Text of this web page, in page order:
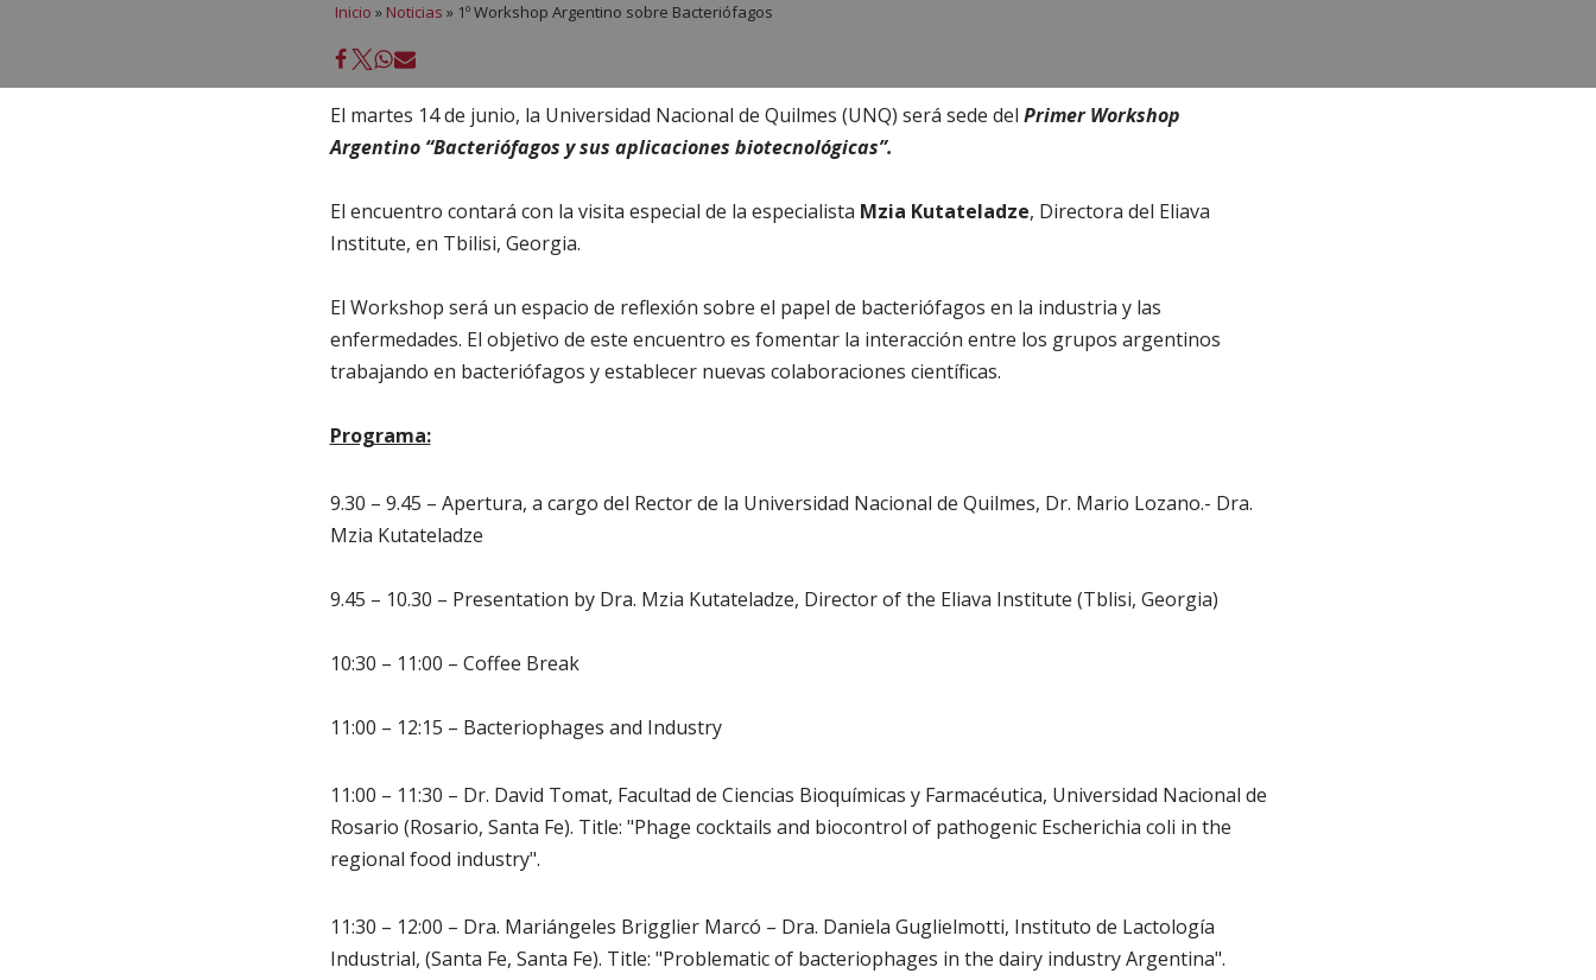
Inicio » Noticias » 1º Workshop Argentino sobre Bacteriófagos
El martes 14 de junio, la Universidad Nacional de Quilmes (UNQ) será sede del Primer Workshop
Argentino “Bacteriófagos y sus aplicaciones biotecnológicas”.
El encuentro contará con la visita especial de la especialista Mzia Kutateladze, Directora del Eliava
Institute, en Tbilisi, Georgia.
El Workshop será un espacio de reflexión sobre el papel de bacteriófagos en la industria y las
enfermedades. El objetivo de este encuentro es fomentar la interacción entre los grupos argentinos
trabajando en bacteriófagos y establecer nuevas colaboraciones científicas.
Programa:
9.30 – 9.45 – Apertura, a cargo del Rector de la Universidad Nacional de Quilmes, Dr. Mario Lozano.- Dra.
Mzia Kutateladze
9.45 – 10.30 – Presentation by Dra. Mzia Kutateladze, Director of the Eliava Institute (Tblisi, Georgia)
10:30 – 11:00 – Coffee Break
11:00 – 12:15 – Bacteriophages and Industry
11:00 – 11:30 – Dr. David Tomat, Facultad de Ciencias Bioquímicas y Farmacéutica, Universidad Nacional de
Rosario (Rosario, Santa Fe). Title: "Phage cocktails and biocontrol of pathogenic Escherichia coli in the
regional food industry".
11:30 – 12:00 – Dra. Mariángeles Brigglier Marcó – Dra. Daniela Guglielmotti, Instituto de Lactología
Industrial, (Santa Fe, Santa Fe). Title: "Problematic of bacteriophages in the dairy industry Argentina".